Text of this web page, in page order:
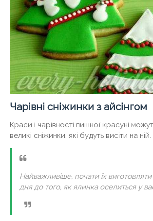
Чарівні сніжинки з айсінгом
Краси і чарівності пишної красуні
великі сніжинки, які будуть висіти на ній.
Найважливіше, почати їх
дня до того, як ялинка оселиться у